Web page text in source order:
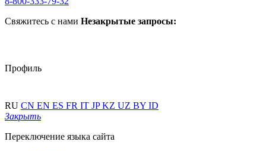
Свяжитесь с нами Незакрытые запросы:
Профиль
RU CN EN ES FR IT JPKZ UZ BY ID
Закрыть
Переключение языка сайта